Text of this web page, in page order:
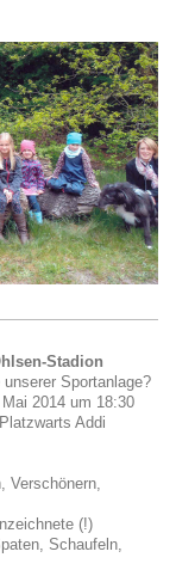
Stadion
Sportanlage?
2014 um 18:30
Addi
Verschönern,
(!)
Schaufeln,